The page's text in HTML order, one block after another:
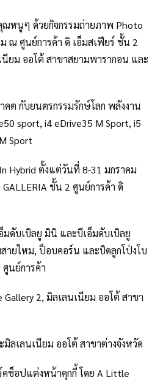
หนูๆ ด้วยกิจกรรมถ่ายภาพ Photo
ณ ศูนย์การค้า ดิ เอ็มสเฟียร์ ชั้น 2
นียม ออโต้ สาขาสยามพารากอน และ
คต กับยนตรกรรมรักษ์โลก พลังงาน
sport, i4 eDrive35 M Sport, i5
Sport
Hybrid ตั้งแต่วันที่ 8-31 มกราคม
GALLERIA ชั้น 2 ศูนย์การค้า ดิ
มดับเบิลยู มินิ และบีเอ็มดับเบิลยู
ายไหม, ป็อบคอร์น และบิดลูกโป่งโบ
นย์การค้า
2, มิลเลนเนียม ออโต้ สาขา
ลเลนเนียม ออโต้ สาขาต่างจังหวัด
คช็อปแต่งหน้าคุกกี้ โดย A Little